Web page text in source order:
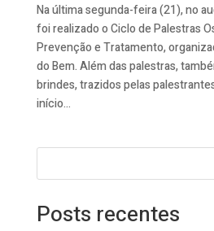
Na última segunda-feira (21), no
foi realizado o Ciclo de Palestras
Prevenção e Tratamento,
do Bem. Além das palestras,
brindes, trazidos pelas
início...
Posts recentes